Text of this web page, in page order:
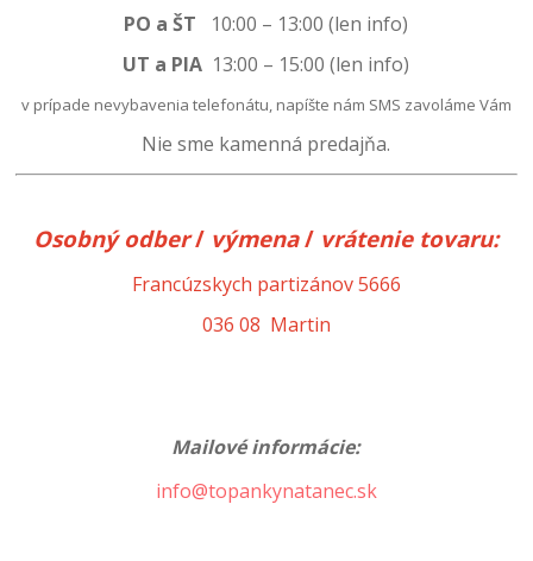
PO a ŠT 10:00 – 13:00 (len info)
UT a PIA 13:00 – 15:00 (len info)
v prípade nevybavenia telefonátu, napíšte nám SMS zavoláme Vám
Nie sme kamenná predajňa.
Osobný odber/ výmena/ vrátenie tovaru:
Francúzskych partizánov 5666
036 08 Martin
Mailové informácie:
info@topankynatanec.sk